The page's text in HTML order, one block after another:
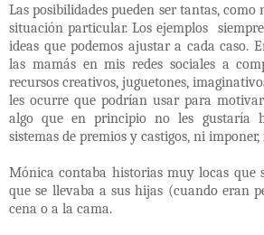
Las posibilidades pueden ser tantas, como
situación particular. Los ejemplos
ideas que podemos ajustar a cada caso.
las mamás en mis redes sociales a
recursos creativos, juguetones,
les ocurre que podrían usar para
algo que en principio no les gustaría
sistemas de premios y castigos, ni imponer,
Mónica contaba historias muy locas que
que se llevaba a sus hijas (cuando eran
cena o a la cama.